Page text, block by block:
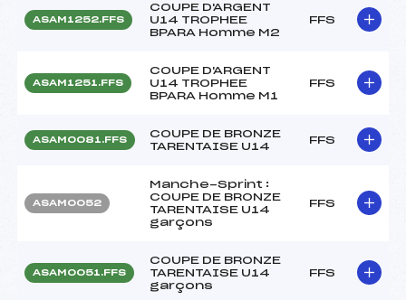
ASAM1252.FFS
COUPE D'ARGENT
U14 TROPHEE
BPARA Homme M2
FFS
ASAM1251.FFS
COUPE D'ARGENT
U14 TROPHEE
BPARA Homme M1
FFS
ASAM0081.FFS
COUPE DE BRONZE
TARENTAISE U14
FFS
ASAM0052
Manche-Sprint :
COUPE DE BRONZE
TARENTAISE U14
garçons
FFS
ASAM0051.FFS
COUPE DE BRONZE
TARENTAISE U14
garçons
FFS